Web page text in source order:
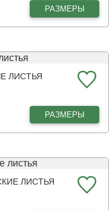
РАЗМЕРЫ
ЛИСТЬЯ
РАЗМЕРЫ
ЛИСТЬЯ